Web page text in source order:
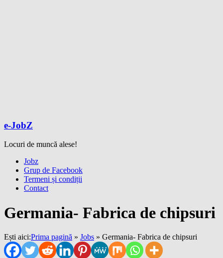
e-JobZ
Locuri de muncă alese!
Meniu Jobz
Grup de Facebook
Termeni și condiții
Contact
Germania- Fabrica de chipsuri
Ești aici:Prima pagină » Jobs » Germania- Fabrica de chipsuri